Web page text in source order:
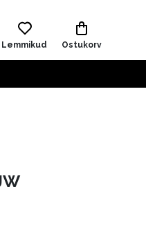
Lemmikud Ostukorv